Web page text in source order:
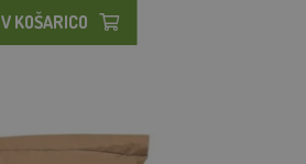
V KOŠARICO